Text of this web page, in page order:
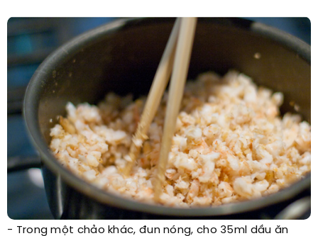
- Trong một chảo khác, đun nóng, cho 35ml dầu ăn